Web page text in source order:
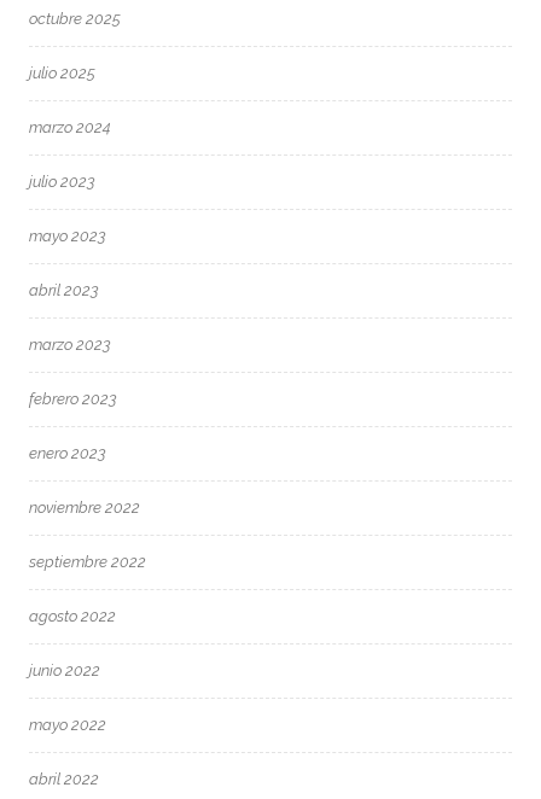
octubre 2025
julio 2025
marzo 2024
julio 2023
mayo 2023
abril 2023
marzo 2023
febrero 2023
enero 2023
noviembre 2022
septiembre 2022
agosto 2022
junio 2022
mayo 2022
abril 2022